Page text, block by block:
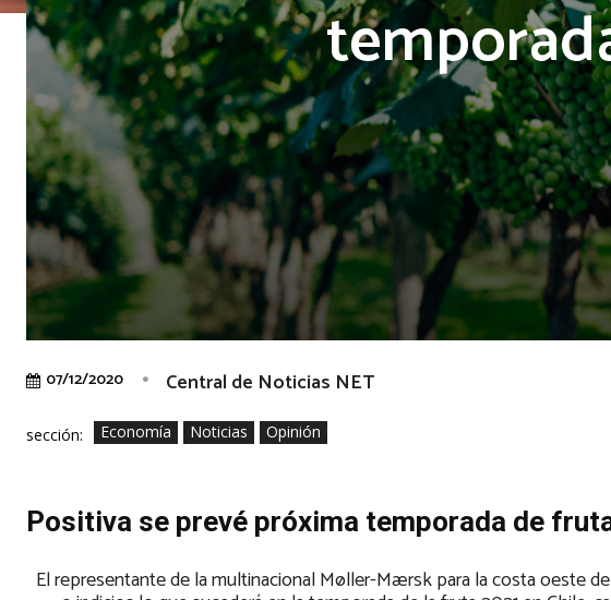
07/12/2020 Central de Noticias NET
sección: Economía Noticias Opinión
Positiva se prevé próxima temporada de
El representante de la multinacional Møller-Mærsk para la costa oeste